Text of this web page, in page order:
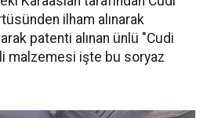
ilham alınarak
patenti alınan ünlü "Cudi
malzemesi işte bu soryaz